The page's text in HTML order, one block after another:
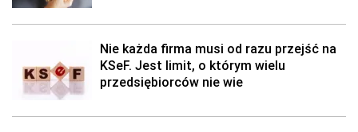
Nie każda firma musi od razu przejść na
KSeF. Jest limit, o którym wielu
przedsiębiorców nie wie